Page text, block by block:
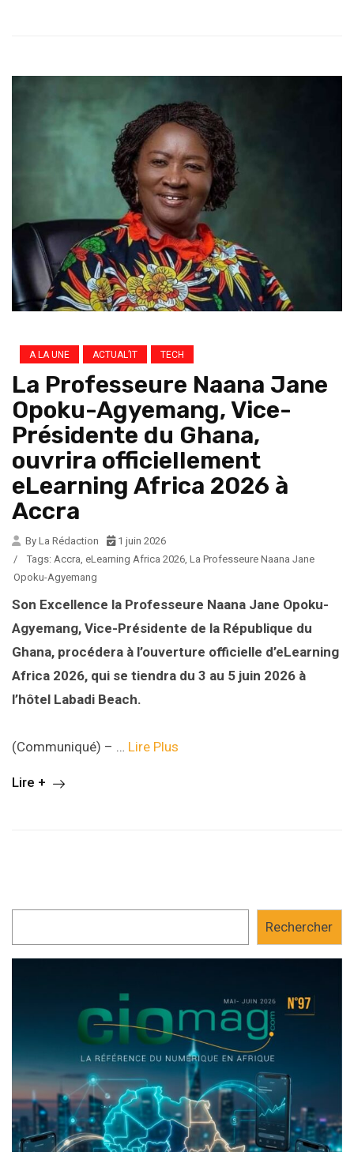
A LA UNE ACTUAL’IT TECH
La Professeure Naana Jane
Opoku-Agyemang, Vice-
Présidente du Ghana,
ouvrira officiellement
eLearning Africa 2026 à
Accra
By La Rédaction
1 juin 2026
/
Tags: Accra eLearning Africa 2026 La Professeure Naana Jane
Opoku-Agyemang
Son Excellence la Professeure Naana Jane Opoku-
Agyemang, Vice-Présidente de la République du
Ghana, procédera à l’ouverture officielle d’eLearning
Africa 2026, qui se tiendra du 3 au 5 juin 2026 à
l’hôtel Labadi Beach.
(Communiqué) – … Lire Plus
Lire +
Rechercher